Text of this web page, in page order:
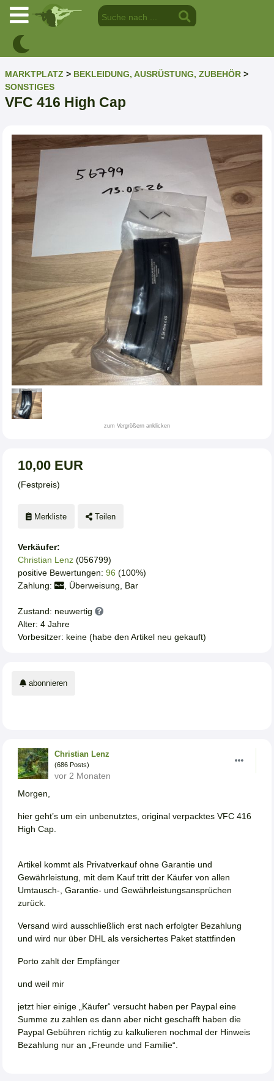
MARKTPLATZ > BEKLEIDUNG, AUSRÜSTUNG, ZUBEHÖR >
SONSTIGES
VFC 416 High Cap
zum Vergrößern anklicken
10,00 EUR
(Festpreis)
Merkliste Teilen
Verkäufer:
Christian Lenz (056799)
positive Bewertungen: 96 (100%)
Zahlung:
, Überweisung, Bar
Zustand: neuwertig
Alter: 4 Jahre
Vorbesitzer: keine (habe den Artikel neu gekauft)
abonnieren
Christian Lenz
(686 Posts)
vor 2 Monaten
Morgen,
hier geht’s um ein unbenutztes, original verpacktes VFC 416
High Cap.
Artikel kommt als Privatverkauf ohne Garantie und
Gewährleistung, mit dem Kauf tritt der Käufer von allen
Umtausch-, Garantie- und Gewährleistungsansprüchen
zurück.
Versand wird ausschließlich erst nach erfolgter Bezahlung
und wird nur über DHL als versichertes Paket stattfinden
Porto zahlt der Empfänger
und weil mir
jetzt hier einige „Käufer“ versucht haben per Paypal eine
Summe zu zahlen es dann aber nicht geschafft haben die
Paypal Gebühren richtig zu kalkulieren nochmal der Hinweis
Bezahlung nur an „Freunde und Familie“.